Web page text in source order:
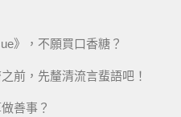
》，不願買口香糖？
前，先釐清流言蜚語吧！
善事？